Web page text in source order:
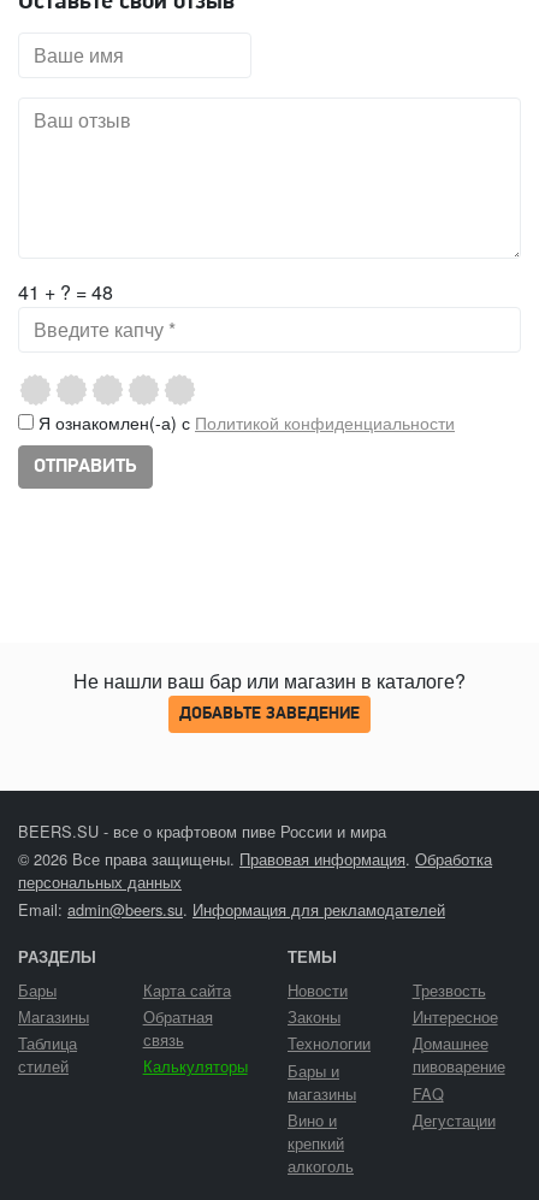
41 + ? = 48
Я ознакомлен(-а) с Политикой конфиденциальности
Не нашли ваш бар или магазин в каталоге?
ДОБАВЬТЕ ЗАВЕДЕНИЕ
BEERS.SU - все о крафтовом пиве России и мира
© 2026 Все права защищены. Правовая информация. Обработка
персональных данных
Email: admin@beers.su. Информация для рекламодателей
РАЗДЕЛЫ
Бары
Магазины
Таблица
стилей
Карта сайта
Обратная
связь
Калькуляторы
ТЕМЫ
Новости
Законы
Технологии
Бары и
магазины
Вино и
крепкий
алкоголь
Трезвость
Интересное
Домашнее
пивоварение
FAQ
Дегустации